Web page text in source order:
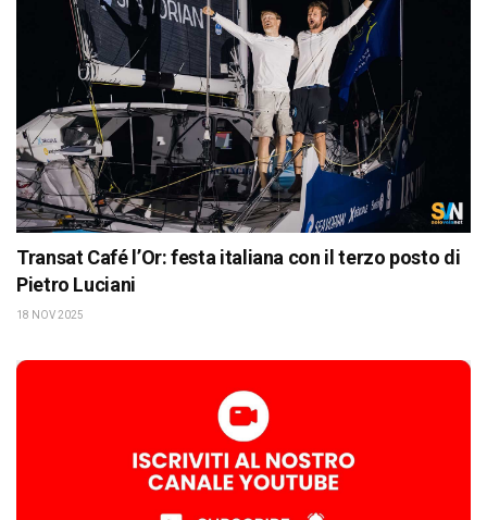
Transat Café l’Or: festa italiana con il terzo posto di
Pietro Luciani
18 NOV 2025